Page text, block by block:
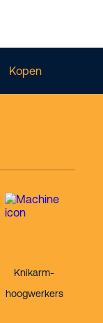
Kopen
Knikarm-
hoogwerkers